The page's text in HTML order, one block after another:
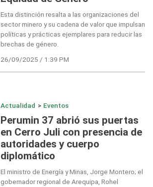
Esta distinción resalta a las organizaciones del
sector minero y su cadena de valor que impulsan
políticas y prácticas ejemplares para reducir las
brechas de género.
26/09/2025 / 1:39 PM
Actualidad > Eventos
Perumin 37 abrió sus puertas
en Cerro Juli con presencia de
autoridades y cuerpo
diplomático
El ministro de Energía y Minas, Jorge Montero; el
gobernador regional de Arequipa, Rohel